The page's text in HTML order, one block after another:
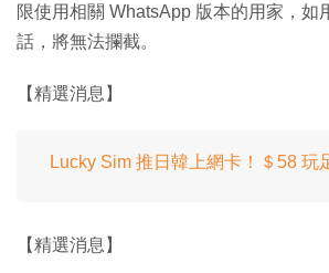
限使用相關 WhatsApp 版本的用家，如
話，將無法攔截。
【精選消息】
Lucky Sim 推日韓上網卡！＄58 玩
【精選消息】